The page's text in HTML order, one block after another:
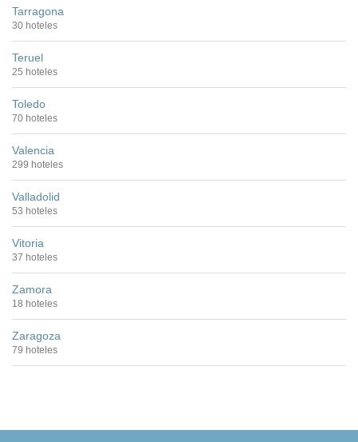
Tarragona
30 hoteles
Teruel
25 hoteles
Toledo
70 hoteles
Valencia
299 hoteles
Valladolid
53 hoteles
Vitoria
37 hoteles
Zamora
18 hoteles
Zaragoza
79 hoteles